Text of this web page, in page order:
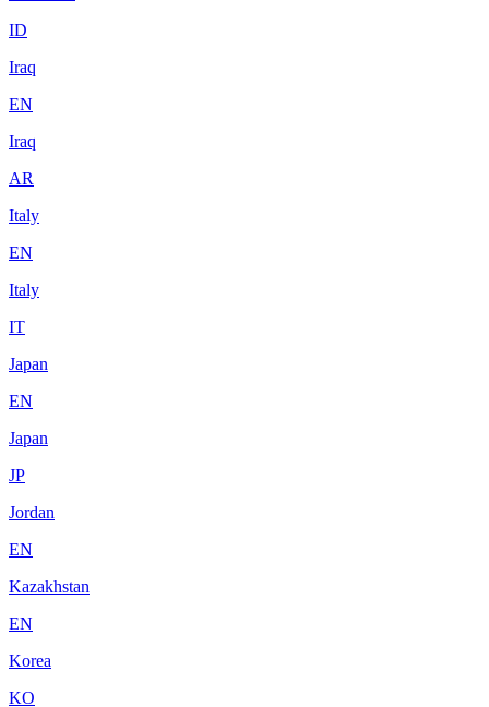
ID
Iraq
EN
Iraq
AR
Italy
EN
Italy
IT
Japan
EN
Japan
JP
Jordan
EN
Kazakhstan
EN
Korea
KO